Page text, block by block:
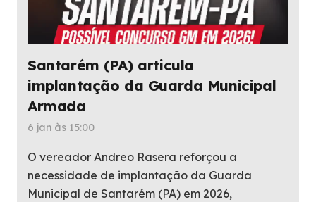
Santarém (PA) articula
implantação da Guarda Municipal
Armada
6 jan às 15:00
O vereador Andreo Rasera reforçou a
necessidade de implantação da Guarda
Municipal de Santarém (PA) em 2026,